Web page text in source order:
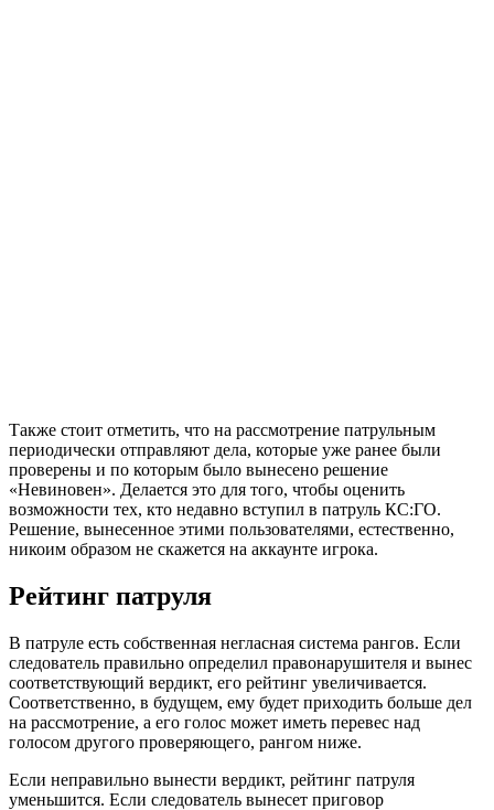
Также стоит отметить, что на рассмотрение патрульным
периодически отправляют дела, которые уже ранее были
проверены и по которым было вынесено решение
«Невиновен». Делается это для того, чтобы оценить
возможности тех, кто недавно вступил в патруль КС:ГО.
Решение, вынесенное этими пользователями, естественно,
никоим образом не скажется на аккаунте игрока.
Рейтинг патруля
В патруле есть собственная негласная система рангов. Если
следователь правильно определил правонарушителя и вынес
соответствующий вердикт, его рейтинг увеличивается.
Соответственно, в будущем, ему будет приходить больше дел
на рассмотрение, а его голос может иметь перевес над
голосом другого проверяющего, рангом ниже.
Если неправильно вынести вердикт, рейтинг патруля
уменьшится. Если следователь вынесет приговор